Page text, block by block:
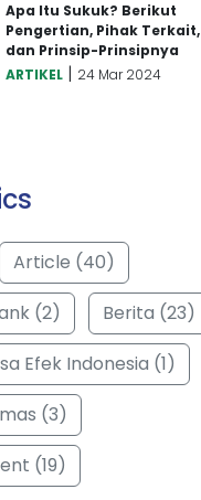
Apa Itu Sukuk? Berikut
Pengertian, Pihak Terkait,
dan Prinsip-Prinsipnya
ARTIKEL | 24 Mar 2024
Article (40)
(2)
Berita (23)
Efek Indonesia (1)
(3)
(19)